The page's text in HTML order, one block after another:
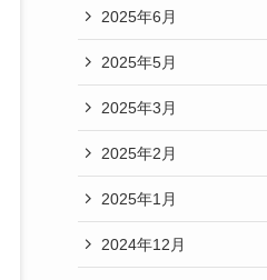
2025年6月
2025年5月
2025年3月
2025年2月
2025年1月
2024年12月